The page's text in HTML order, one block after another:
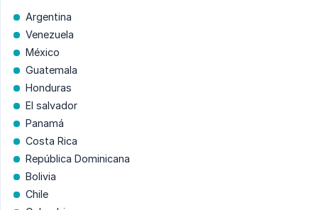
Argentina
Venezuela
México
Guatemala
Honduras
El salvador
Panamá
Costa Rica
República Dominicana
Bolivia
Chile